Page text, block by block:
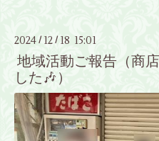
2024 / 12 / 18 15:01
地域活動ご報告（商
した🎶）